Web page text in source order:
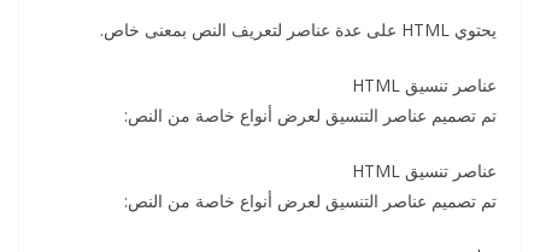
يحتوي HTML على عدة عناصر لتعريف النص بمعنى خاص.
عناصر تنسيق HTML
تم تصميم عناصر التنسيق لعرض أنواع خاصة من النص:
عناصر تنسيق HTML
تم تصميم عناصر التنسيق لعرض أنواع خاصة من النص: